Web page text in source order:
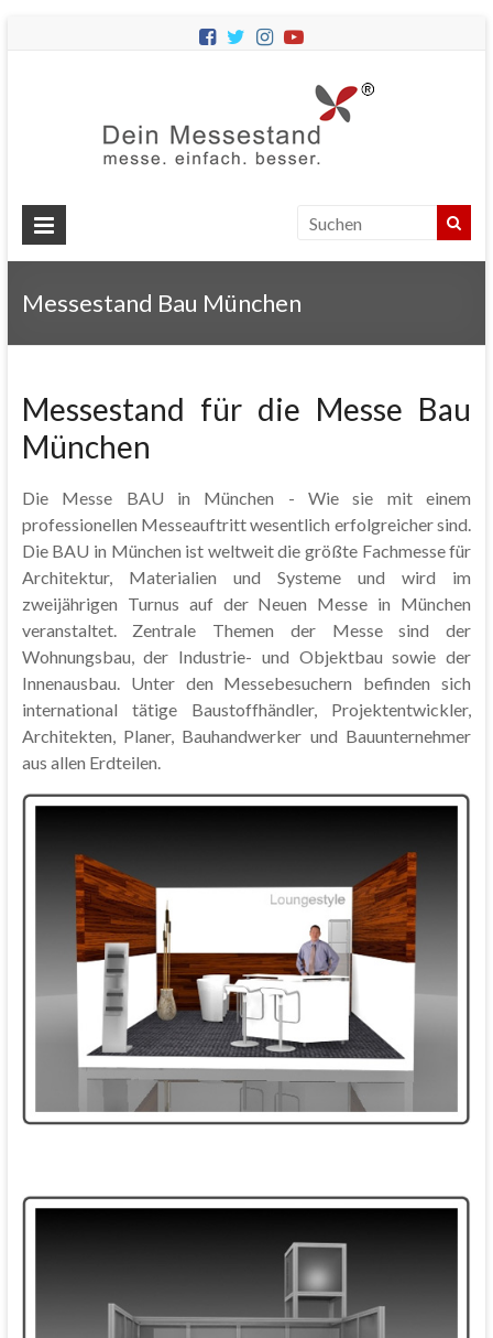
Messestände
für
Messestand Bau München
Messestand für die Messe Bau
München
Die Messe BAU in München - Wie sie mit einem
professionellen Messeauftritt wesentlich erfolgreicher sind.
Die BAU in München ist weltweit die größte Fachmesse für
Architektur, Materialien und Systeme und wird im
zweijährigen Turnus auf der Neuen Messe in München
veranstaltet. Zentrale Themen der Messe sind der
Wohnungsbau, der Industrie- und Objektbau sowie der
Innenausbau. Unter den Messebesuchern befinden sich
international tätige Baustoffhändler, Projektentwickler,
Architekten, Planer, Bauhandwerker und Bauunternehmer
aus allen Erdteilen.